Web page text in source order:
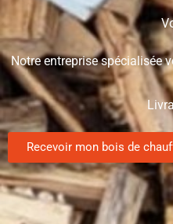
Notre entreprise spécialisée
Recevoir mon bois de